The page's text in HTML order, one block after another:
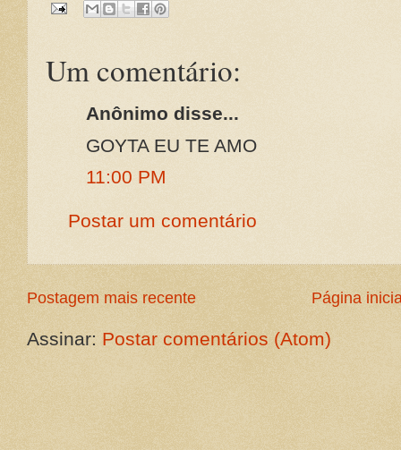
Um comentário:
Anônimo disse...
GOYTA EU TE AMO
11:00 PM
Postar um comentário
Postagem mais recente Página
Assinar: Postar comentários (Atom)